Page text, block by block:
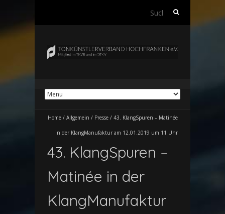
Suchen
Home / Allgemein / Presse / 43. KlangSpuren – Matinée
in der KlangManufaktur am 12.01.2019 um 11 Uhr
43. KlangSpuren –
Matinée in der
KlangManufaktur